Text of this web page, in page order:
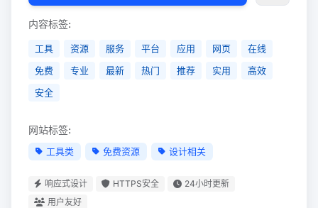
内容标签:
工具 资源 服务 平台 应用 网页
在线
免费
专业 最新 热门 推荐 实用
高效
安全
网站标签:
工具类 免费资源 设计相关
响应式设计 HTTPS安全
24小时更新
用户友好